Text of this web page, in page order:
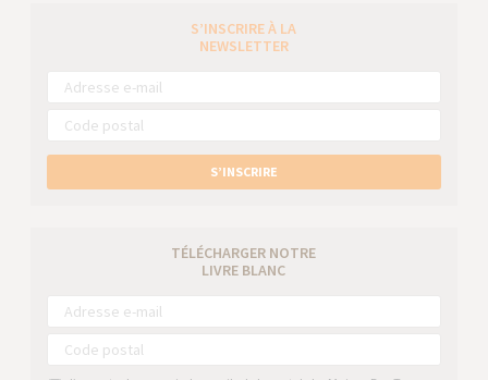
S’INSCRIRE À LA
NEWSLETTER
S’INSCRIRE
TÉLÉCHARGER NOTRE
LIVRE BLANC